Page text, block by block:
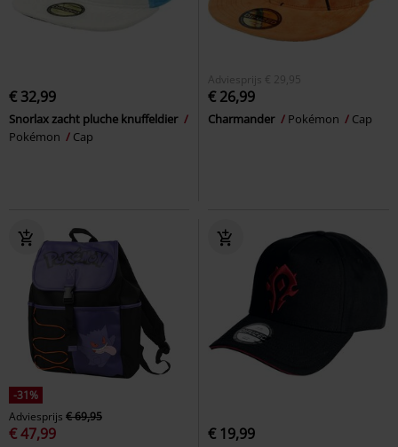
€ 32,99
Snorlax zacht pluche knuffeldier
Pokémon
Cap
Adviesprijs € 29,95
€ 26,99
Charmander Pokémon Cap
-31%
Adviesprijs € 69,95
€ 47,99 € 19,99